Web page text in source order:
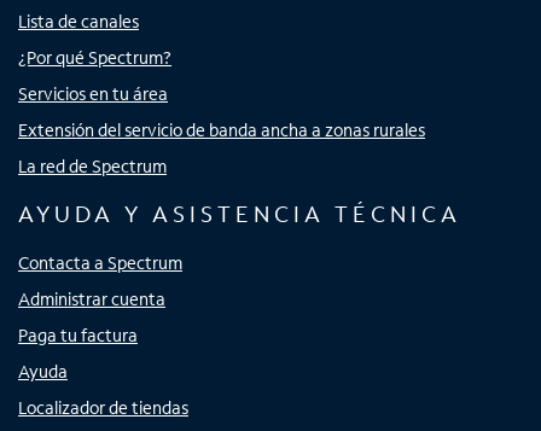
Lista de canales
¿Por qué Spectrum?
Servicios en tu área
Extensión del servicio de banda ancha a zonas rurales
La red de Spectrum
AYUDA Y ASISTENCIA TÉCNICA
Contacta a Spectrum
Administrar cuenta
Paga tu factura
Ayuda
Localizador de tiendas